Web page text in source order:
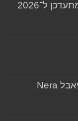
דוקאטי מציגה: איקס דיאבל Nera